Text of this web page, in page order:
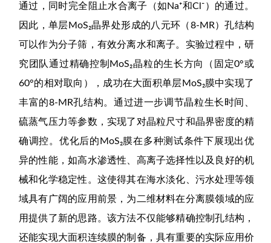
通过，同时完全阻止水合离子（如Na⁺和Cl⁻）的通过。
因此，单层MoS₂晶界处形成的八元环（8-MR）孔结构
可以作为分子筛，有效分离水和离子。实验过程中，研
究团队通过精确控制MoS₂晶粒的生长方向（固定0°或
60°的相对取向），成功在大面积单层MoS₂膜中实现了
丰富的8-MR孔结构。通过进一步调节晶粒生长时间、
硫蒸气压力等参数，实现了对晶粒尺寸和晶界密度的精
确调控。优化后的MoS₂膜在多种测试条件下展现出优
异的性能，如高水渗透性、高离子选择性以及良好的机
械和化学稳定性。这使得其在海水淡化、污水处理等领
域具有广阔的应用前景，为二维材料在分离膜领域的应
用提供了新的思路。该方法不仅能够精确控制孔结构，
还能实现大面积连续膜的制备，具有重要的实际应用价